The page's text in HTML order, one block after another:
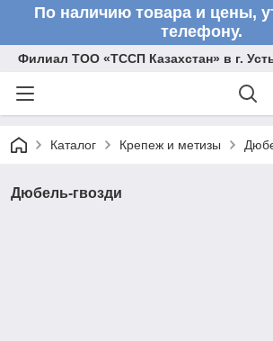
По наличию товара и цены,
телефону.
Филиал ТОО «ТССП Казахстан» в г.
Каталог Крепеж и метизы
Дюбель-гвозди